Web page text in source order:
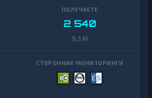
2 540
9,3 M